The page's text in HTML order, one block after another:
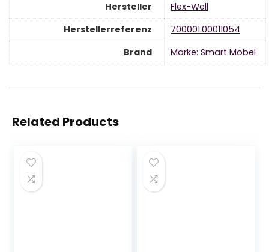
Hersteller
‎Flex-Well
Herstellerreferenz
‎700001.00011054
Brand
Marke: Smart Möbel
Related Products